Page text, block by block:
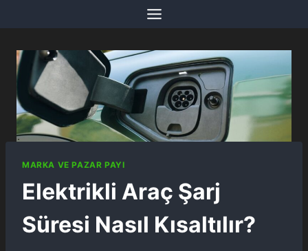
to
MARKA VE PAZAR PAYI
Elektrikli Araç Şarj
Süresi Nasıl Kısaltılır?